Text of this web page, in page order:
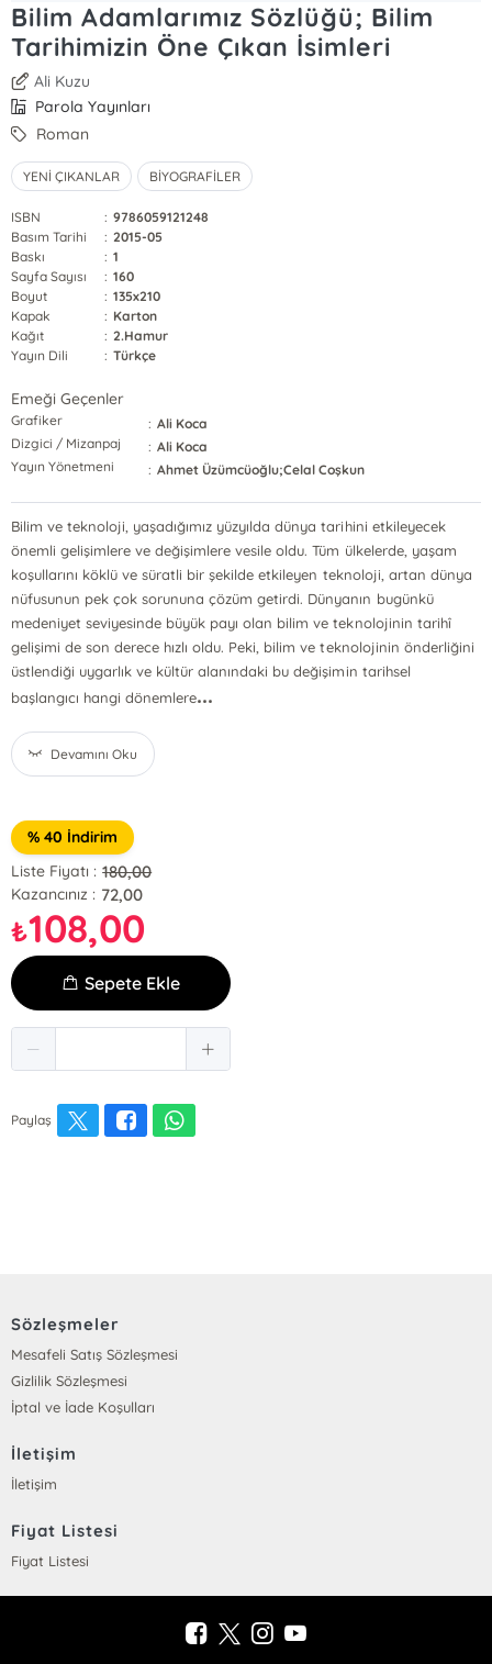
Bilim Adamlarımız Sözlüğü; Bilim
Tarihimizin Öne Çıkan İsimleri
Ali Kuzu
Parola Yayınları
Roman
YENİ ÇIKANLAR BİYOGRAFİLER
ISBN : 9786059121248
Basım Tarihi
: 2015-05
Baskı
: 1
Sayfa Sayısı
: 160
Boyut
: 135x210
Kapak
: Karton
Kağıt
: 2.Hamur
Yayın Dili
: Türkçe
Emeği Geçenler
Grafiker : Ali Koca
Dizgici / Mizanpaj
: Ali Koca
Yayın Yönetmeni
: Ahmet Üzümcüoğlu;Celal Coşkun
Bilim ve teknoloji, yaşadığımız yüzyılda dünya tarihini etkileyecek
önemli gelişimlere ve değişimlere vesile oldu. Tüm ülkelerde, yaşam
koşullarını köklü ve süratli bir şekilde etkileyen teknoloji, artan dünya
nüfusunun pek çok sorununa çözüm getirdi. Dünyanın bugünkü
medeniyet seviyesinde büyük payı olan bilim ve teknolojinin tarihî
gelişimi de son derece hızlı oldu. Peki, bilim ve teknolojinin önderliğini
üstlendiği uygarlık ve kültür alanındaki bu değişimin tarihsel
başlangıcı hangi dönemlere...
Devamını Oku
% 40 İndirim
Liste Fiyatı : 180,00
Kazancınız : 72,00
₺108,00
Sepete Ekle
Paylaş
Sözleşmeler
Mesafeli Satış Sözleşmesi
Gizlilik Sözleşmesi
İptal ve İade Koşulları
İletişim
İletişim
Fiyat Listesi
Fiyat Listesi